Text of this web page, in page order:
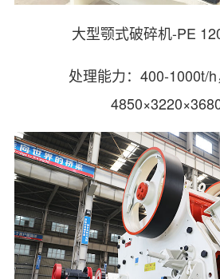
大型颚式破碎机-PE
处理能力：400-1000t/h